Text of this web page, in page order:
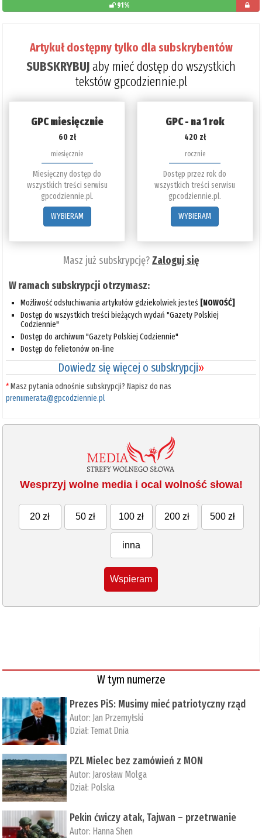
91%
Artykuł dostępny tylko dla subskrybentów
SUBSKRYBUJaby mieć dostęp do wszystkich
tekstów gpcodziennie.pl
GPC miesięcznie
60 zł
miesięcznie
Miesięczny dostęp do
wszystkich treści serwisu
gpcodziennie.pl.
WYBIERAM
GPC - na 1 rok
420 zł
rocznie
Dostęp przez rok do
wszystkich treści serwisu
gpcodziennie.pl.
WYBIERAM
Masz już subskrypcję?Zaloguj się
W ramach subskrypcji otrzymasz:
Możliwość odsłuchiwania artykułów gdziekolwiek jesteś [NOWOŚĆ]
Dostęp do wszystkich treści bieżących wydań "Gazety Polskiej
Codziennie"
Dostęp do archiwum "Gazety Polskiej Codziennie"
Dostęp do felietonów on-line
Dowiedz się więcej o subskrypcji»
*Masz pytania odnośnie subskrypcji? Napisz do nas
prenumerata@gpcodziennie.pl
Wesprzyj wolne media i ocal wolność słowa!
20 zł 50 zł 100 zł 200 zł 500 zł
inna
Wspieram
W tym numerze
Prezes PiS: Musimy mieć patriotyczny rząd
Autor: Jan Przemyłski
Dział:Temat Dnia
PZL Mielec bez zamówień z MON
Autor: Jarosław Molga
Dział: Polska
Pekin ćwiczy atak, Tajwan – przetrwanie
Autor: ­Hanna Shen